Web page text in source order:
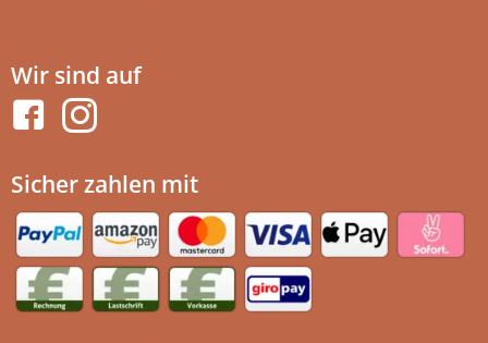
Wir sind auf
Sicher zahlen mit